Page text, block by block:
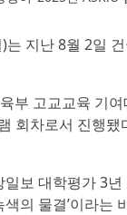
지난 8월 2일
부 고교교육 기
회차로서 진행
보 대학평가 3
의 물결’이라